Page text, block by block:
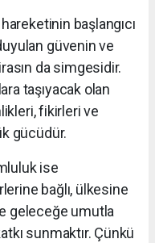
başlangıcı
güvenin ve
da simgesidir.
taşıyacak olan
fikirleri ve
gücüdür.
ise
bağlı, ülkesine
geleceğe umutla
sunmaktır. Çünkü